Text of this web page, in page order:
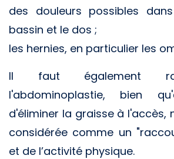
des douleurs possibles
bassin et le dos ;
les hernies, en particulier les
Il faut également
l'abdominoplastie, bien
d'éliminer la graisse à l'accès,
considérée comme un
et de l’activité physique.